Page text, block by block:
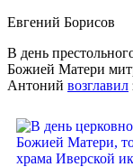
Евгений Борисов
В день
Божией Матери
Антоний возглавил